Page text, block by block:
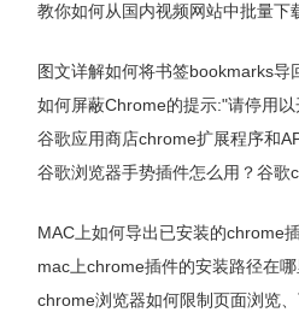
教你如何从国内视频网站中批量下
图文详解如何将书签bookmarks导
如何屏蔽Chrome的提示:"请停用以
谷歌应用商店chrome扩展程序和
谷歌浏览器手势插件怎么用？谷歌
MAC上如何导出已安装的chrome
mac上chrome插件的安装路径在哪
chrome浏览器如何限制页面浏览